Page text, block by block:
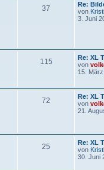
37
Re:
von
3. Juni
115
Re: XL
von
15.
72
Re: XL
von
21.
25
Re: XL
von
30. Juni